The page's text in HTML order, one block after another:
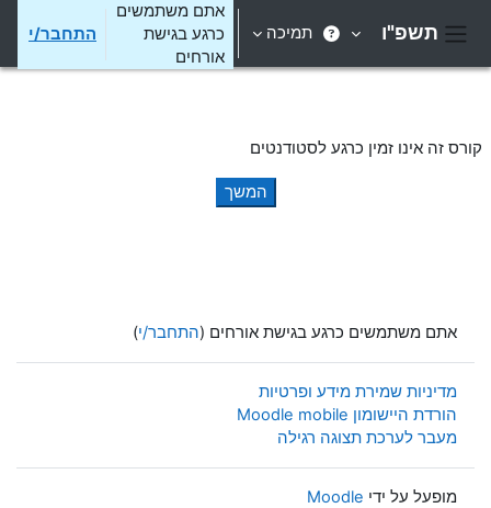
תשפ"ו תמיכה
אתם משתמשים
כרגע בגישת
אורחים
התחבר/י
קורס זה אינו זמין כרגע לסטודנטים
המשך
אתם משתמשים כרגע בגישת אורחים (התחבר/י)
מדיניות שמירת מידע ופרטיות
הורדת היישומון Moodle mobile
מעבר לערכת תצוגה רגילה
מופעל על ידי Moodle